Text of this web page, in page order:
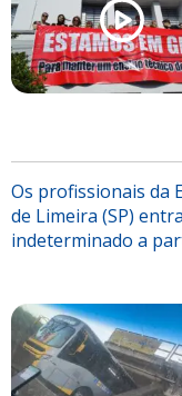
Os profissionais da
de Limeira (SP)
indeterminado a